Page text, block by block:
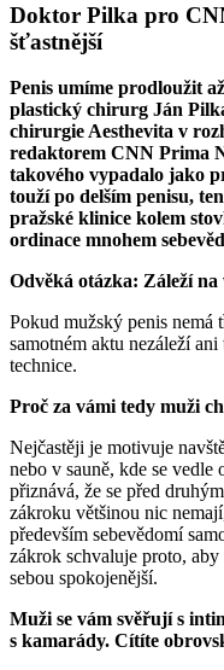
Doktor Pilka pro
šťastnější
Penis umíme prodloužit
plastický chirurg Ján
chirurgie Aesthevita v
redaktorem CNN Prima
takového vypadalo jako
touží po delším penisu,
pražské klinice kolem
ordinace mnohem
Odvěká otázka: Záleží na
Pokud mužský penis nemá
samotném aktu nezáleží
technice.
Proč za vámi tedy muži
Nejčastěji je motivuje
nebo v sauně, kde se
přiznává, že se před
zákroku většinou nic
především sebevědomí
zákrok schvaluje proto, aby
sebou spokojenější.
Muži se vám svěřují s
s kamarády. Cítíte